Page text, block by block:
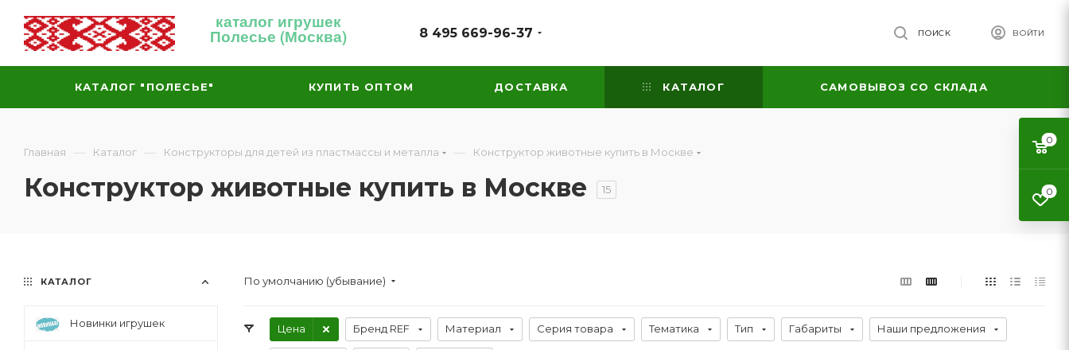
каталог игрушек
Полесье (Москва) 8 495 669-96-37 ВОЙТИ
ПОИСК
КАТАЛОГ "ПОЛЕСЬЕ" КУПИТЬ ОПТОМ ДОСТАВКА КАТАЛОГ САМОВЫВОЗ СО СКЛАДА
Главная — Каталог — Конструкторы для детей из пластмассы и металла — Конструктор животные купить в Москве
Конструктор животные купить в Москве 15
По умолчанию (убывание)
Цена Бренд REF Материал Серия товара Тематика Тип Габариты Наши предложения
КАТАЛОГ
Новинки игрушек
0
0